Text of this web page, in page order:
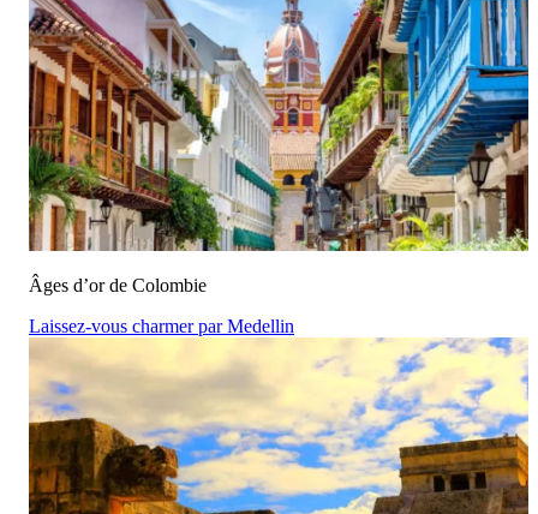
Âges d’or de Colombie
Laissez-vous charmer par Medellin